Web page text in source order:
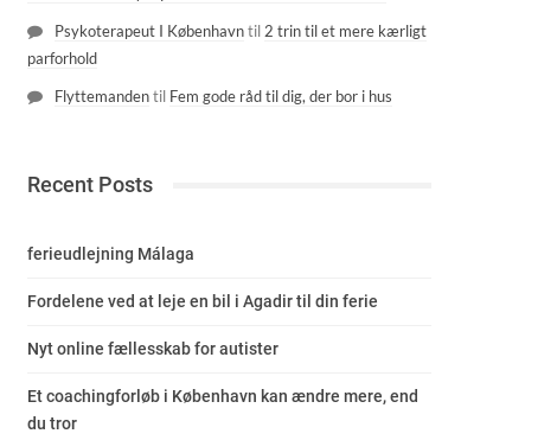
Psykoterapeut I Københavntil2 trin til et mere kærligt
parforhold
Flyttemandentil Fem gode råd til dig, der bor i hus
Recent Posts
ferieudlejning Málaga
Fordelene ved at leje en bil i Agadir til din ferie
Nyt online fællesskab for autister
Et coachingforløb i København kan ændre mere, end
du tror